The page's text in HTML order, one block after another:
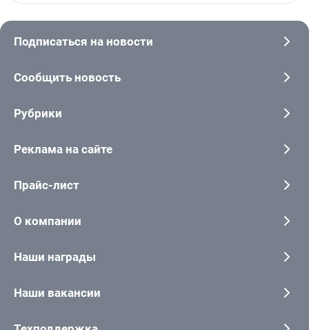
Подписаться на новости
Сообщить новость
Рубрики
Реклама на сайте
Прайс-лист
О компании
Наши награды
Наши вакансии